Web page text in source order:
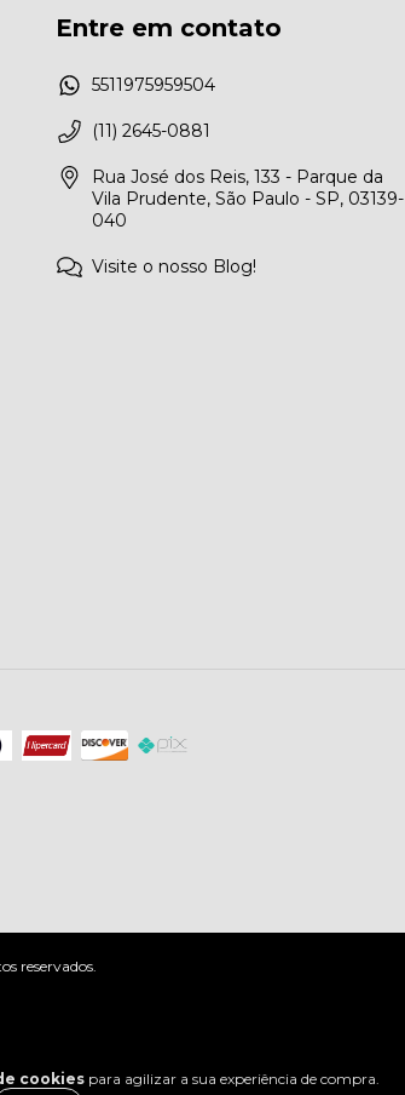
cookiespara agilizar a sua experiência de compra.
Entre em contato
5511975959504
(11) 2645-0881
Rua José dos Reis, 133 - Parque da
Vila Prudente, São Paulo - SP, 03139-
040
Visite o nosso Blog!
reservados.